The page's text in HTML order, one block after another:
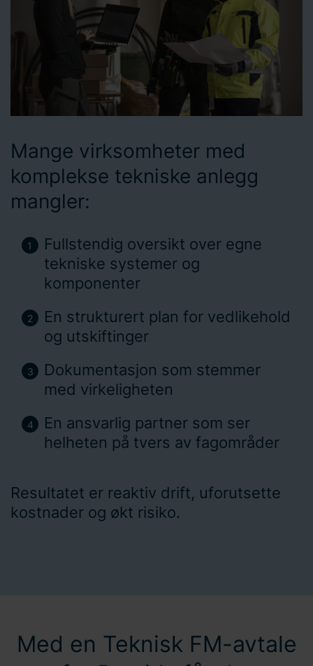
Mange virksomheter med
komplekse tekniske anlegg
mangler:
Fullstendig oversikt over egne
tekniske systemer og
komponenter
En strukturert plan for vedlikehold
og utskiftinger
Dokumentasjon som stemmer
med virkeligheten
En ansvarlig partner som ser
helheten på tvers av fagområder
Resultatet er reaktiv drift, uforutsette
kostnader og økt risiko.
Med en Teknisk FM-avtale